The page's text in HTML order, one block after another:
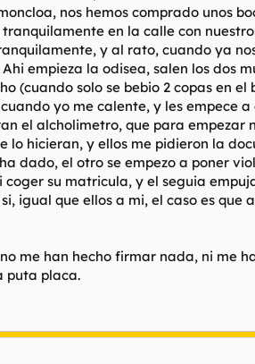
nos hemos comprado unos
en la calle con
y al rato, cuando ya
empieza la odisea, salen los dos
(cuando solo se bebio 2 copas en
yo me calente, y les empece
el alcholimetro, que para
lo hicieran, y ellos me pidieron la
dado, el otro se empezo a poner
su matricula, y el seguia
igual que ellos a mi, el caso es
me han hecho firmar nada, ni me
puta placa.